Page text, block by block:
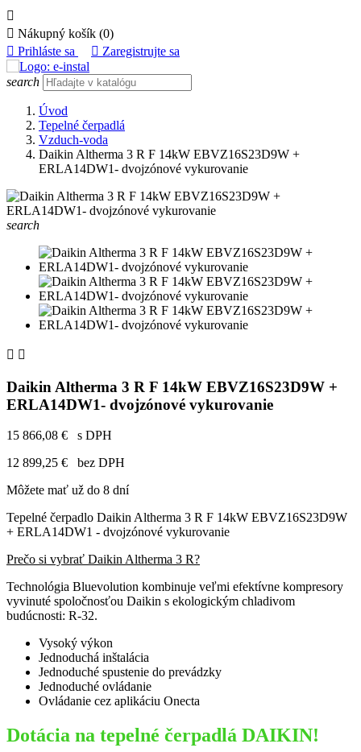

 Nákupný košík (0)
 Prihláste sa  Zaregistrujte sa
search
Úvod
Tepelné čerpadlá
Vzduch-voda
Daikin Altherma 3 R F 14kW EBVZ16S23D9W +
ERLA14DW1- dvojzónové vykurovanie
search
 
Daikin Altherma 3 R F 14kW EBVZ16S23D9W +
ERLA14DW1- dvojzónové vykurovanie
15 866,08 €
s DPH
12 899,25 €
bez DPH
Môžete mať už do 8 dní
Tepelné čerpadlo Daikin Altherma 3 R F 14kW EBVZ16S23D9W
+ ERLA14DW1 - dvojzónové vykurovanie
Prečo si vybrať Daikin Altherma 3 R?
Technológia Bluevolution kombinuje veľmi efektívne kompresory
vyvinuté spoločnosťou Daikin s ekologickým chladivom
budúcnosti: R-32.
Vysoký výkon
Jednoduchá inštalácia
Jednoduché spustenie do prevádzky
Jednoduché ovládanie
Ovládanie cez aplikáciu Onecta
Dotácia na tepelné čerpadlá DAIKIN!